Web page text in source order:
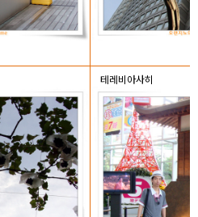
테레비아사히